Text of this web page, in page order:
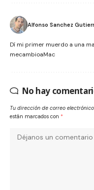
Alfonso Sanchez
Dí mi primer muerdo a una
mecambioaMac
No hay
Tu dirección de correo
están marcados con *